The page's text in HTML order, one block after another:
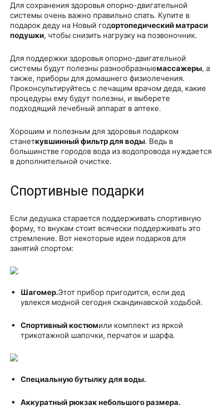
Для сохранения здоровья опорно-двигательной
системы очень важно правильно спать. Купите в
подарок деду на Новый годортопедический матраси
подушки, чтобы снизить нагрузку на позвоночник.
Для поддержки здоровья опорно-двигательной
системы будут полезны разнообразныемассажеры, а
также, приборы для домашнего физиолечения.
Проконсультируйтесь с лечащим врачом деда, какие
процедуры ему будут полезны, и выберете
подходящий лечебный аппарат в аптеке.
Хорошим и полезным для здоровья подарком
станеткувшинный фильтр для воды. Ведь в
большинстве городов вода из водопровода нуждается
в дополнительной очистке.
Спортивные подарки
Если дедушка старается поддерживать спортивную
форму, то внукам стоит всячески поддерживать это
стремление. Вот некоторые идеи подарков для
занятий спортом:
Шагомер.Этот прибор пригодится, если дед
увлекся модной сегодня скандинавской ходьбой.
Спортивный костюмили комплект из яркой
трикотажной шапочки, перчаток и шарфа.
Специальную бутылку для воды.
Аккуратный рюкзак небольшого размера.